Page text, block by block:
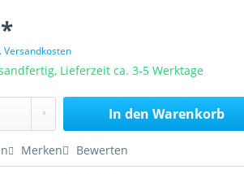
Versandkosten
Lieferzeit ca. 3-5 Werktage
In den Warenkorb
Merken Bewerten